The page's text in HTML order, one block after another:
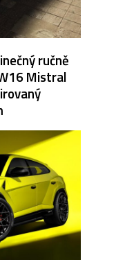
ručně
Mistral